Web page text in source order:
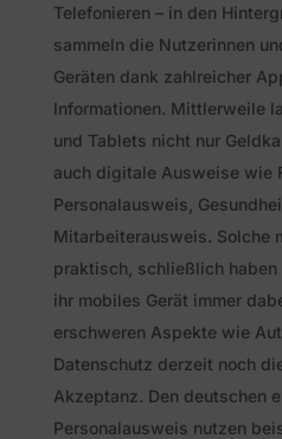
Telefonieren – in den
sammeln die Nutzerinnen
Geräten dank zahlreicher
Informationen. Mittlerweile
und Tablets nicht nur
auch digitale Ausweise wie
Personalausweis,
Mitarbeiterausweis. Solche
praktisch, schließlich
ihr mobiles Gerät immer
erschweren Aspekte wie
Datenschutz derzeit noch
Akzeptanz. Den deutschen
Personalausweis nutzen